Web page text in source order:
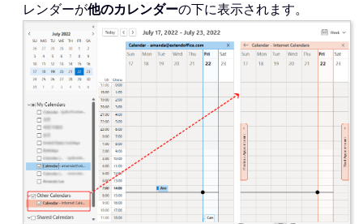
レンダーが他のカレンダーの下に表示されます。